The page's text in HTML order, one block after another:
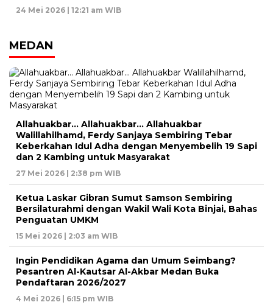
24 Mei 2026 | 12:21 am WIB
MEDAN
Allahuakbar… Allahuakbar… Allahuakbar
Walillahilhamd, Ferdy Sanjaya Sembiring Tebar
Keberkahan Idul Adha dengan Menyembelih 19 Sapi
dan 2 Kambing untuk Masyarakat
27 Mei 2026 | 2:38 pm WIB
Ketua Laskar Gibran Sumut Samson Sembiring
Bersilaturahmi dengan Wakil Wali Kota Binjai, Bahas
Penguatan UMKM
15 Mei 2026 | 2:03 am WIB
Ingin Pendidikan Agama dan Umum Seimbang?
Pesantren Al-Kautsar Al-Akbar Medan Buka
Pendaftaran 2026/2027
4 Mei 2026 | 6:15 pm WIB